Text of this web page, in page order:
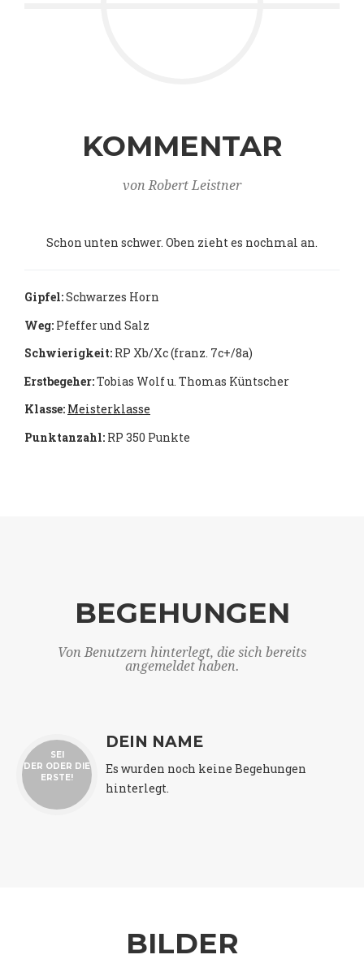
KOMMENTAR
von Robert Leistner
Schon unten schwer. Oben zieht es nochmal an.
Gipfel:Schwarzes Horn
Weg: Pfeffer und Salz
Schwierigkeit: RP Xb/Xc (franz. 7c+/8a)
Erstbegeher:Tobias Wolf u. Thomas Küntscher
Klasse: Meisterklasse
Punktanzahl: RP 350 Punkte
BEGEHUNGEN
Von Benutzern hinterlegt, die sich bereits
angemeldet haben.
SEI
DER ODER DIE
ERSTE!
DEIN NAME
Es wurden noch keine Begehungen
hinterlegt.
BILDER